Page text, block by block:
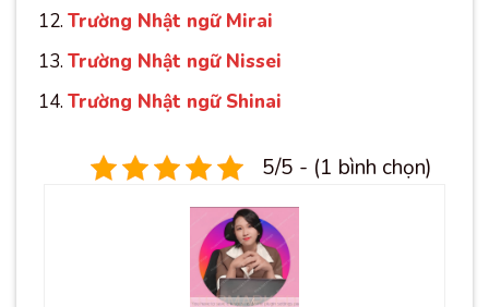
Trường Nhật ngữ Mirai
Trường Nhật ngữ Nissei
Trường Nhật ngữ Shinai
5/5 - (1 bình chọn)